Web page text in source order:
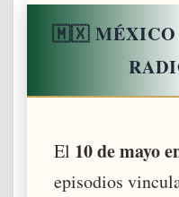
🇲🇽 MÉXICO
El 10 de mayo
episodios